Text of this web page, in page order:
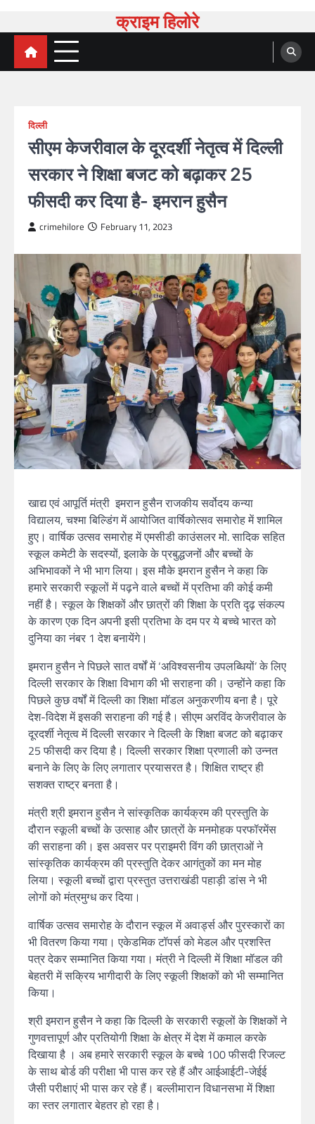
क्राइम हिलोरे
दिल्ली
सीएम केजरीवाल के दूरदर्शी नेतृत्व में दिल्ली
सरकार ने शिक्षा बजट को बढ़ाकर 25
फीसदी कर दिया है- इमरान हुसैन
crimehilore February 11, 2023
खाद्य एवं आपूर्ति मंत्री इमरान हुसैन राजकीय सर्वोदय कन्या
विद्यालय, चश्मा बिल्डिंग में आयोजित वार्षिकोत्सव समारोह में शामिल
हुए। वार्षिक उत्सव समारोह में एमसीडी काउंसलर मो. सादिक सहित
स्कूल कमेटी के सदस्यों, इलाके के प्रबुद्धजनों और बच्चों के
अभिभावकों ने भी भाग लिया। इस मौके इमरान हुसैन ने कहा कि
हमारे सरकारी स्कूलों में पढ़ने वाले बच्चों में प्रतिभा की कोई कमी
नहीं है। स्कूल के शिक्षकों और छात्रों की शिक्षा के प्रति दृढ़ संकल्प
के कारण एक दिन अपनी इसी प्रतिभा के दम पर ये बच्चे भारत को
दुनिया का नंबर 1 देश बनायेंगे।
इमरान हुसैन ने पिछले सात वर्षों में ‘अविश्वसनीय उपलब्धियों’ के लिए
दिल्ली सरकार के शिक्षा विभाग की भी सराहना की। उन्होंने कहा कि
पिछले कुछ वर्षों में दिल्ली का शिक्षा मॉडल अनुकरणीय बना है। पूरे
देश-विदेश में इसकी सराहना की गई है। सीएम अरविंद केजरीवाल के
दूरदर्शी नेतृत्व में दिल्ली सरकार ने दिल्ली के शिक्षा बजट को बढ़ाकर
25 फीसदी कर दिया है। दिल्ली सरकार शिक्षा प्रणाली को उन्नत
बनाने के लिए के लिए लगातार प्रयासरत है। शिक्षित राष्ट्र ही
सशक्त राष्ट्र बनता है।
मंत्री श्री इमरान हुसैन ने सांस्कृतिक कार्यक्रम की प्रस्तुति के
दौरान स्कूली बच्चों के उत्साह और छात्रों के मनमोहक परफॉरमेंस
की सराहना की। इस अवसर पर प्राइमरी विंग की छात्राओं ने
सांस्कृतिक कार्यक्रम की प्रस्तुति देकर आगंतुकों का मन मोह
लिया। स्कूली बच्चों द्वारा प्रस्तुत उत्तराखंडी पहाड़ी डांस ने भी
लोगों को मंत्रमुग्ध कर दिया।
वार्षिक उत्सव समारोह के दौरान स्कूल में अवार्ड्स और पुरस्कारों का
भी वितरण किया गया। एकेडमिक टॉपर्स को मेडल और प्रशस्ति
पत्र देकर सम्मानित किया गया। मंत्री ने दिल्ली में शिक्षा मॉडल की
बेहतरी में सक्रिय भागीदारी के लिए स्कूली शिक्षकों को भी सम्मानित
किया।
श्री इमरान हुसैन ने कहा कि दिल्ली के सरकारी स्कूलों के शिक्षकों ने
गुणवत्तापूर्ण और प्रतियोगी शिक्षा के क्षेत्र में देश में कमाल करके
दिखाया है । अब हमारे सरकारी स्कूल के बच्चे 100 फीसदी रिजल्ट
के साथ बोर्ड की परीक्षा भी पास कर रहे हैं और आईआईटी-जेईई
जैसी परीक्षाएं भी पास कर रहे हैं। बल्लीमारान विधानसभा में शिक्षा
का स्तर लगातार बेहतर हो रहा है।